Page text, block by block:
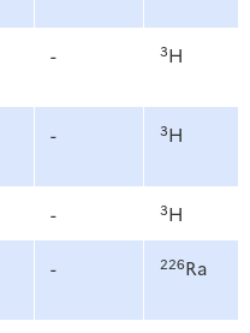
- 3H
- 3H
- 3H
- 226Ra